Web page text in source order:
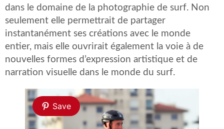
dans le domaine de la photographie de surf. Non
seulement elle permettrait de partager
instantanément ses créations avec le monde
entier, mais elle ouvrirait également la voie à de
nouvelles formes d’expression artistique et de
narration visuelle dans le monde du surf.
Save